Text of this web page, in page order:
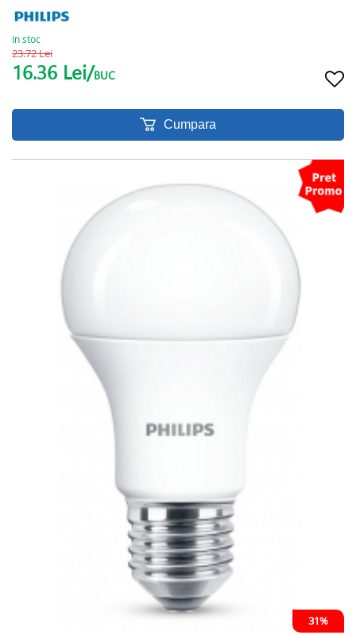
In stoc
23.72 Lei
16.36 Lei/BUC
Cumpara
31%